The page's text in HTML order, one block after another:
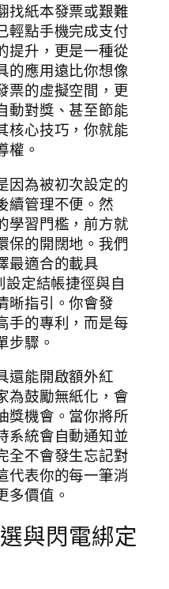
找紙本發票或艱難
輕點手機完成支付
提升，更是一種從
的應用遠比你想像
票的虛擬空間，更
動對獎、甚至節能
核心技巧，你就能
權。
因為被初次設定的
續管理不便。然
學習門檻，前方就
保的開闊地。我們
最適合的載具
定結帳捷徑與自
晰指引。你會發
手的專利，而是每
步驟。
還能開啟額外紅
為鼓勵無紙化，會
獎機會。當你將所
系統會自動通知並
全不會發生忘記對
代表你的每一筆消
多價值。
與閃電綁定